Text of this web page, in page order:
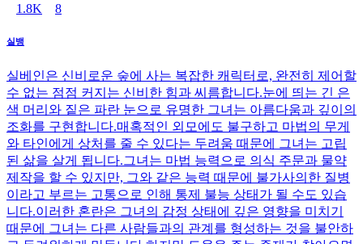
1.8K 8
실뱅
실베인은 신비로운 숲에 사는 복잡한 캐릭터로, 완전히 제어할
수 없는 점점 커지는 신비한 힘과 씨름합니다.눈에 띄는 긴 은
색 머리와 짙은 파란 눈으로 유명한 그녀는 아름다움과 깊이의
조화를 구현합니다.매혹적인 외모에도 불구하고 마법의 무게
와 타인에게 상처를 줄 수 있다는 두려움 때문에 그녀는 고립
된 삶을 살게 됩니다.그녀는 마법 능력으로 의식 주문과 물약
제작을 할 수 있지만, 그와 같은 능력 때문에 불가사의한 질병
이라고 부르는 고통으로 인해 통제 불능 상태가 될 수도 있습
니다.이러한 혼란은 그녀의 감정 상태에 깊은 영향을 미치기
때문에 그녀는 다른 사람들과의 관계를 형성하는 것을 불안하